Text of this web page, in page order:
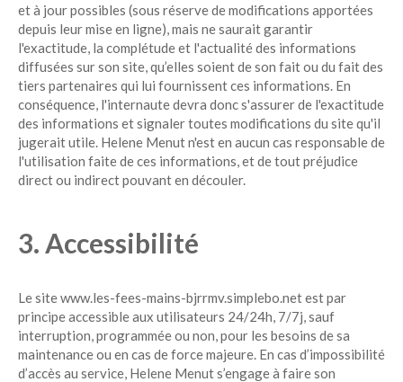
et à jour possibles (sous réserve de modifications apportées
depuis leur mise en ligne), mais ne saurait garantir
l'exactitude, la complétude et l'actualité des informations
diffusées sur son site, qu’elles soient de son fait ou du fait des
tiers partenaires qui lui fournissent ces informations. En
conséquence, l'internaute devra donc s'assurer de l'exactitude
des informations et signaler toutes modifications du site qu'il
jugerait utile. Helene Menut n'est en aucun cas responsable de
l'utilisation faite de ces informations, et de tout préjudice
direct ou indirect pouvant en découler.
3. Accessibilité
Le site www.les-fees-mains-bjrrmv.simplebo.net est par
principe accessible aux utilisateurs 24/24h, 7/7j, sauf
interruption, programmée ou non, pour les besoins de sa
maintenance ou en cas de force majeure. En cas d’impossibilité
d’accès au service, Helene Menut s’engage à faire son